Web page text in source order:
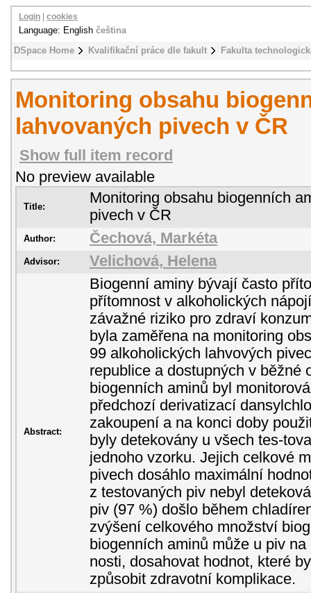
DSpace Home Kvalifikační práce dle fakult Fakulta
Login cookies
Language: English čeština
Monitoring obsahu
lahvovaných pivech v ČR
Show full item record
No preview available
Title:
Monitoring obsahu biogenních
pivech v ČR
Author: Čechová, Markéta
Advisor: Velichová, Helena
Abstract:
Biogenní aminy bývají často
přítomnost v alkoholických
závažné riziko pro zdraví
byla zaměřena na monitoring
99 alkoholických lahvových
republice a dostupných v běžné
biogenních aminů byl
předchozí derivatizací
zakoupení a na konci doby
byly detekovány u všech tes-
jednoho vzorku. Jejich celkové
pivech dosáhlo maximální
z testovaných piv nebyl
piv (97 %) došlo během
zvýšení celkového množství
biogenních aminů může u piv
nosti, dosahovat hodnot, které
způsobit zdravotní komplikace.